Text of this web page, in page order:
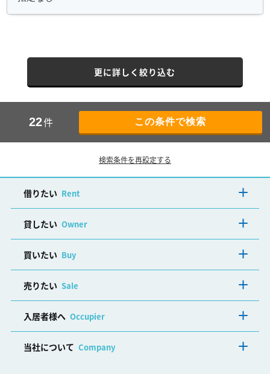
更に詳しく絞り込む
22件
検索条件を再設定する
借りたい Rent
貸したい Owner
買いたい Buy
売りたい Sale
入居者様へ Occupier
当社について Company